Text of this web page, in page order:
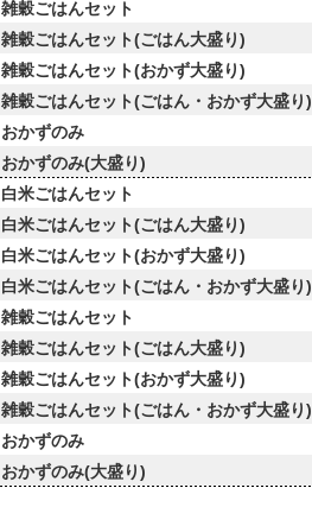
雑穀ごはんセット
雑穀ごはんセット(ごはん大盛り)
雑穀ごはんセット(おかず大盛り)
雑穀ごはんセット(ごはん・おかず大盛り)
おかずのみ
おかずのみ(大盛り)
白米ごはんセット
白米ごはんセット(ごはん大盛り)
白米ごはんセット(おかず大盛り)
白米ごはんセット(ごはん・おかず大盛り)
雑穀ごはんセット
雑穀ごはんセット(ごはん大盛り)
雑穀ごはんセット(おかず大盛り)
雑穀ごはんセット(ごはん・おかず大盛り)
おかずのみ
おかずのみ(大盛り)